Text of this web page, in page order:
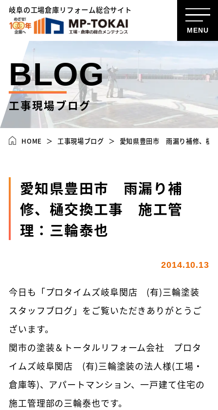
岐阜の工場倉庫リフォーム総合サイト
MENU
BLOG
工事現場ブログ
HOME 工事現場ブログ 愛知県豊田市 雨漏り補修、樋
愛知県豊田市 雨漏り補
修、樋交換工事 施工管
理：三輪泰也
2014.10.13
今日も「プロタイムズ岐阜関店 (有)三輪塗装
スタッフブログ」をご覧いただきありがとうご
ざいます。
関市の塗装＆トータルリフォーム会社 プロタ
イムズ岐阜関店 (有)三輪塗装の法人様(工場・
倉庫等)、アパートマンション、一戸建て住宅の
施工管理部の三輪泰也です。